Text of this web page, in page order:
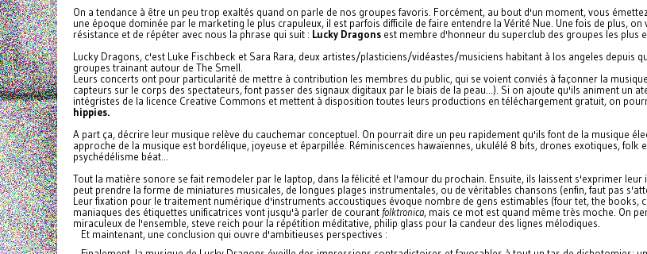
On a tendance à être un peu trop exaltés quand on parle de nos groupes favoris. Forcément, au bout d'un moment, vous
une époque dominée par le marketing le plus crapuleux, il est parfois difficile de faire entendre la Vérité Nue. Une fois de plus,
résistance et de répéter avec nous la phrase qui suit : Lucky Dragons est membre d'honneur du superclub des groupes les plus
Lucky Dragons, c'est Luke Fischbeck et Sara Rara, deux artistes/plasticiens/vidéastes/musiciens habitant à los angeles depuis
groupes trainant autour de The Smell.
Leurs concerts ont pour particularité de mettre à contribution les membres du public, qui se voient conviés à façonner la
capteurs sur le corps des spectateurs, font passer des signaux digitaux par le biais de la peau...). Si on ajoute qu'ils animent un
intégristes de la licence Creative Commons et mettent à disposition toutes leurs productions en téléchargement gratuit, on
hippies.
A part ça, décrire leur musique relève du cauchemar conceptuel. On pourrait dire un peu rapidement qu'ils font de la musique
approche de la musique est bordélique, joyeuse et éparpillée. Réminiscences hawaïennes, ukulélé 8 bits, drones exotiques,
psychédélisme béat...
Tout la matière sonore se fait remodeler par le laptop, dans la félicité et l'amour du prochain. Ensuite, ils laissent s'exprimer
peut prendre la forme de miniatures musicales, de longues plages instrumentales, ou de véritables chansons (enfin, faut pas
Leur fixation pour le traitement numérique d'instruments accoustiques évoque nombre de gens estimables (four tet, the books,
maniaques des étiquettes unificatrices vont jusqu'à parler de courant folktronica, mais ce mot est quand même très moche. On
miraculeux de l'ensemble, steve reich pour la répétition méditative, philip glass pour la candeur des lignes mélodiques.
Et maintenant, une conclusion qui ouvre d'ambitieuses perspectives :